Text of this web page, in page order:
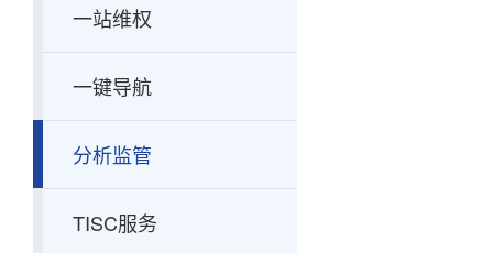
一站维权
一键导航
分析监管
TISC服务